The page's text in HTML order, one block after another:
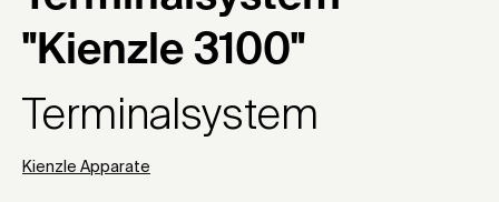
"Kienzle 3100"
Terminalsystem
Kienzle Apparate